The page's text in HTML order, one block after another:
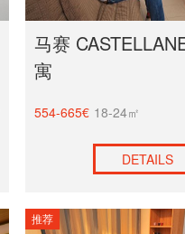
马赛
寓
554-665€ 18-24㎡
DETAILS
推荐